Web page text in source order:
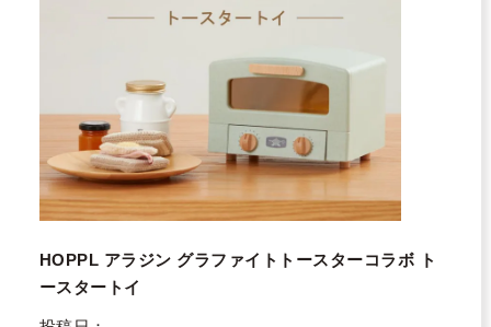
HOPPL アラジン グラファイトトースターコラボ ト
ースタートイ